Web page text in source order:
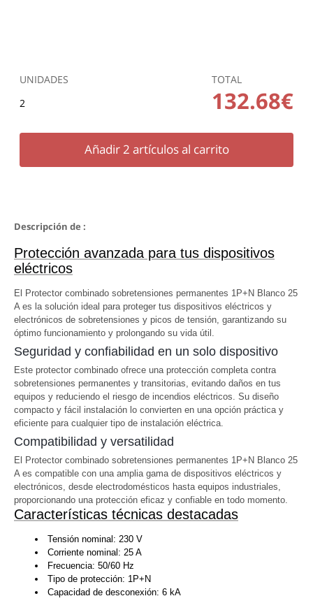
UNIDADES
2
TOTAL
132.68€
Añadir2 artículos al carrito
Descripción de :
Protección avanzada para tus dispositivos
eléctricos
El Protector combinado sobretensiones permanentes 1P+N Blanco 25
A es la solución ideal para proteger tus dispositivos eléctricos y
electrónicos de sobretensiones y picos de tensión, garantizando su
óptimo funcionamiento y prolongando su vida útil.
Seguridad y confiabilidad en un solo dispositivo
Este protector combinado ofrece una protección completa contra
sobretensiones permanentes y transitorias, evitando daños en tus
equipos y reduciendo el riesgo de incendios eléctricos. Su diseño
compacto y fácil instalación lo convierten en una opción práctica y
eficiente para cualquier tipo de instalación eléctrica.
Compatibilidad y versatilidad
El Protector combinado sobretensiones permanentes 1P+N Blanco 25
A es compatible con una amplia gama de dispositivos eléctricos y
electrónicos, desde electrodomésticos hasta equipos industriales,
proporcionando una protección eficaz y confiable en todo momento.
Características técnicas destacadas
Tensión nominal: 230 V
Corriente nominal: 25 A
Frecuencia: 50/60 Hz
Tipo de protección: 1P+N
Capacidad de desconexión: 6 kA